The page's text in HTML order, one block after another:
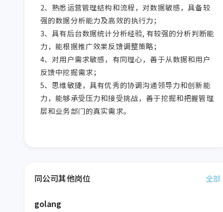
2、熟悉运营管理结构和流程，对数据敏感，具备较
强的数据分析能力及高效的执行力；
3、具有后台数据统计分析经验, 有较强的分析判断能
力，能根据推广效果反馈调整策略；
4、对用户需求敏感，有同理心，善于从数据和用户
反馈中挖掘需求；
5、思维敏捷，具有优秀的协调沟通领导力和创新能
力，能够承受压力和接受挑战，善于挖掘和把握管理
层和业务部门的真实需求。
同公司其他岗位 全部
golang